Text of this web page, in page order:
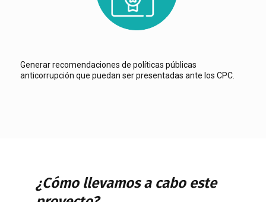
Generar recomendaciones de políticas públicas
anticorrupción que puedan ser presentadas ante los CPC.
¿Cómo llevamos a cabo este